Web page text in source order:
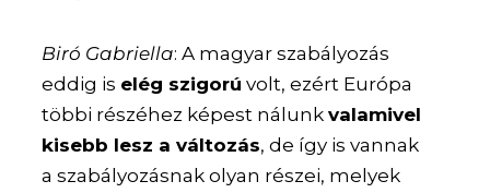
Biró Gabriella: A magyar szabályozás
eddig is elég szigorú volt, ezért Európa
többi részéhez képest nálunkvalamivel
kisebb lesz a változás, de így is vannak
a szabályozásnak olyan részei, melyek